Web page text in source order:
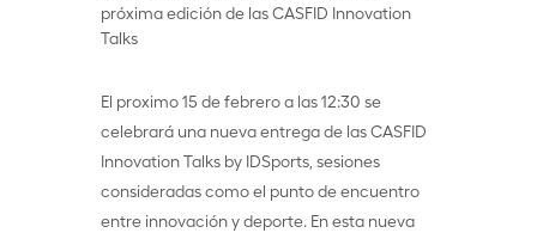
próxima edición de las CASFID Innovation
Talks
El proximo 15 de febrero a las 12:30 se
celebrará una nueva entrega de las CASFID
Innovation Talks by IDSports, sesiones
consideradas como el punto de encuentro
entre innovación y deporte. En esta nueva